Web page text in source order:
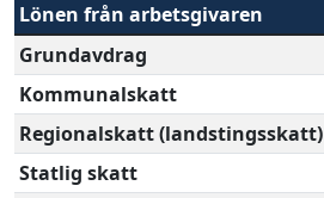
Lönen från arbetsgivaren
Grundavdrag
Kommunalskatt
Regionalskatt (landstingsskatt)
Statlig skatt